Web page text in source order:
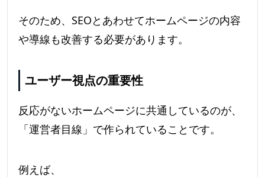
そのため、SEOとあわせてホームページの内容
や導線も改善する必要があります。
ユーザー視点の重要性
反応がないホームページに共通しているのが、
「運営者目線」で作られていることです。
例えば、